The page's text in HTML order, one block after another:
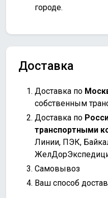
городе.
Доставка
Доставка по
собственным
Доставка по
транспортными
Линии, ПЭК,
Самовывоз
Ваш способ